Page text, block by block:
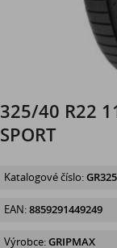
325/40 R22
SPORT
Katalogové číslo:
EAN:8859291449249
Výrobce:GRIPMAX